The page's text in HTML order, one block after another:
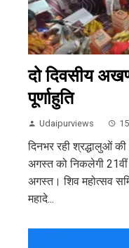
दो दिवसीय
पूर्णाहुति
Udaipurviews
दिनभर रही श्रद्धालुओं
अगस्त को निकलेगी
अगस्त। शिव महोत्सव
महादे...